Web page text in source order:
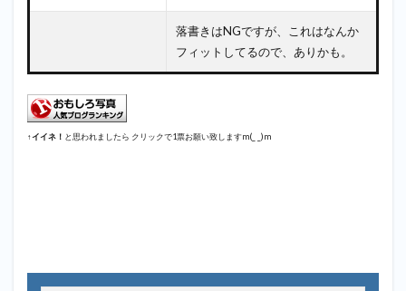
落書きはNGですが、これはなんか
フィットしてるので、ありかも。
↑イイネ！ と思われましたら クリックで1票お願い致しますm(_ _)m